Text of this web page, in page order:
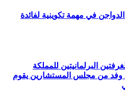
في مهمة تكوينية لفائدة
البرلمانيتين للمملكة
وفد من مجلس المستشارين يقوم